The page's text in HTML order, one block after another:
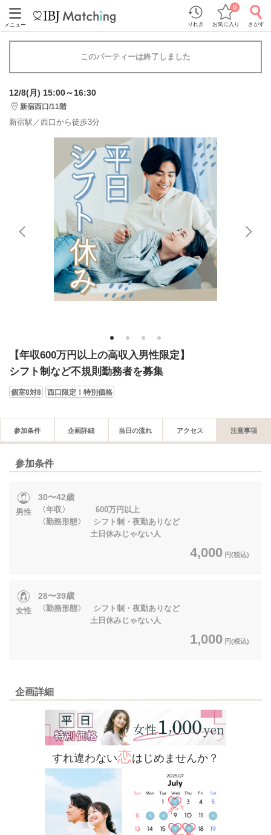
メニュー りれき お気に入り
0
さがす
このパーティーは終了しました
12/8(月) 15:00～16:30
新宿西口/11階
新宿駅／西口から徒歩3分
1 2 3 4
【年収600万円以上の高収入男性限定】
シフト制など不規則勤務者を募集
個室8対8 西口限定！特別価格
参加条件 企画詳細 当日の流れ アクセス 注意事項
参加条件
男性
30〜42歳
〈年収〉 600万円以上
〈勤務形態〉 シフト制・夜勤ありなど
土日休みじゃない人
4,000 円(税込)
女性
28〜39歳
〈勤務形態〉 シフト制・夜勤ありなど
土日休みじゃない人
1,000 円(税込)
企画詳細
すれ違わない恋はじめませんか？